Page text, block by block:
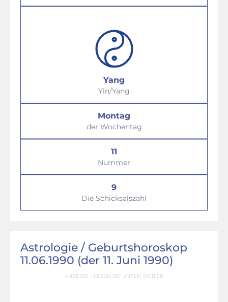
Yang
Yin/Yang
Montag
der Wochentag
11
Nummer
9
Die Schicksalszahl
Astrologie / Geburtshoroskop
11.06.1990 (der 11. Juni 1990)
ANZEIGE - LESEN SIE UNTEN WEITER